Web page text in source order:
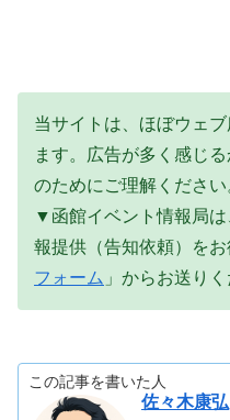
当サイトは、ほぼウェ
ます。広告が多く感じ
のためにご理解ください
▼函館イベント情報局
報提供（告知依頼）を
フォーム 」からお送りく
この記事を書いた人
佐々木康弘